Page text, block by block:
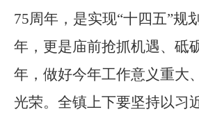
75周年，是实现“十四五”规
年，更是庙前抢抓机遇、砥
年 ， 做好今年工作意义重大
光荣。全镇上下要坚持以习